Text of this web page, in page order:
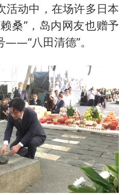
活动中，在场许多日本
桑”，岛内网友也赠予
——“八田清德”。